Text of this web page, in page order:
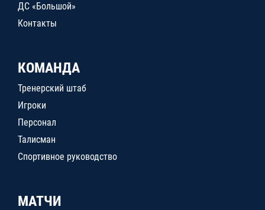
ДС «Большой»
Контакты
КОМАНДА
Тренерский штаб
Игроки
Персонал
Талисман
Спортивное руководство
МАТЧИ